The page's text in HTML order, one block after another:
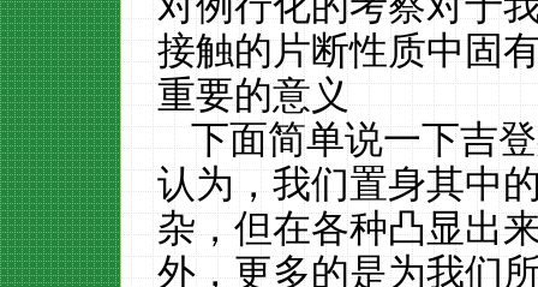
接触的片断性质中固
重要的意义
下面简单说一下吉
认为，我们置身其中
杂，但在各种凸显出
外，更多的是为我们